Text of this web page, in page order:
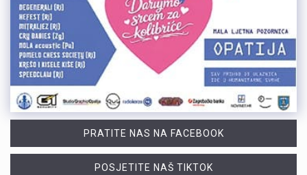
PRATITE NAS NA FACEBOOK
POSJETITE NAŠ TIKTOK